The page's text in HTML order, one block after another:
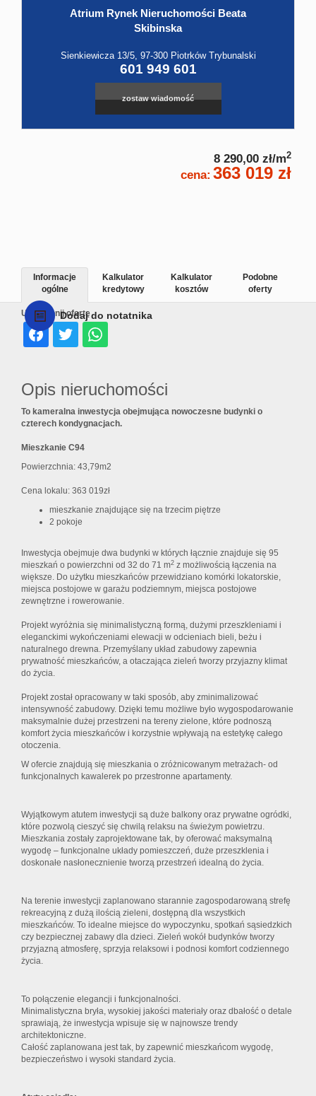
Atrium Rynek Nieruchomości Beata
Skibinska
Sienkiewicza 13/5, 97-300 Piotrków Trybunalski
601 949 601
zostaw wiadomość
8 290,00 zł/m2
cena: 363 019 zł
Dodaj do notatnika
Udostępnij ofertę
Informacje
ogólne
Kalkulator
kredytowy
Kalkulator
kosztów
Podobne
oferty
Opis nieruchomości
To kameralna inwestycja obejmująca nowoczesne budynki o
czterech kondygnacjach.
Mieszkanie C94
Powierzchnia: 43,79m2
Cena lokalu: 363 019zł
mieszkanie znajdujące się na trzecim piętrze
2 pokoje
Inwestycja obejmuje dwa budynki w których łącznie znajduje się 95
mieszkań o powierzchni od 32 do 71 m2 z możliwością łączenia na
większe. Do użytku mieszkańców przewidziano komórki lokatorskie,
miejsca postojowe w garażu podziemnym, miejsca postojowe
zewnętrzne i rowerowanie.
Projekt wyróżnia się minimalistyczną formą, dużymi przeszkleniami i
eleganckimi wykończeniami elewacji w odcieniach bieli, beżu i
naturalnego drewna. Przemyślany układ zabudowy zapewnia
prywatność mieszkańców, a otaczająca zieleń tworzy przyjazny klimat
do życia.
Projekt został opracowany w taki sposób, aby zminimalizować
intensywność zabudowy. Dzięki temu możliwe było wygospodarowanie
maksymalnie dużej przestrzeni na tereny zielone, które podnoszą
komfort życia mieszkańców i korzystnie wpływają na estetykę całego
otoczenia.
W ofercie znajdują się mieszkania o zróżnicowanym metrażach- od
funkcjonalnych kawalerek po przestronne apartamenty.
Wyjątkowym atutem inwestycji są duże balkony oraz prywatne ogródki,
które pozwolą cieszyć się chwilą relaksu na świeżym powietrzu.
Mieszkania zostały zaprojektowane tak, by oferować maksymalną
wygodę – funkcjonalne układy pomieszczeń, duże przeszklenia i
doskonałe nasłonecznienie tworzą przestrzeń idealną do życia.
Na terenie inwestycji zaplanowano starannie zagospodarowaną strefę
rekreacyjną z dużą ilością zieleni, dostępną dla wszystkich
mieszkańców. To idealne miejsce do wypoczynku, spotkań sąsiedzkich
czy bezpiecznej zabawy dla dzieci. Zieleń wokół budynków tworzy
przyjazną atmosferę, sprzyja relaksowi i podnosi komfort codziennego
życia.
To połączenie elegancji i funkcjonalności.
Minimalistyczna bryła, wysokiej jakości materiały oraz dbałość o detale
sprawiają, że inwestycja wpisuje się w najnowsze trendy
architektoniczne.
Całość zaplanowana jest tak, by zapewnić mieszkańcom wygodę,
bezpieczeństwo i wysoki standard życia.